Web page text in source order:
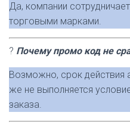
Да, компании
торговыми марками.
? Почему промо код не
Возможно, срок действия
же не выполняется
заказа.